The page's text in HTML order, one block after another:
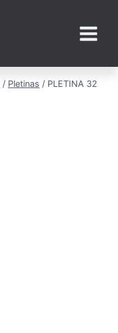
/ Pletinas / PLETINA 32